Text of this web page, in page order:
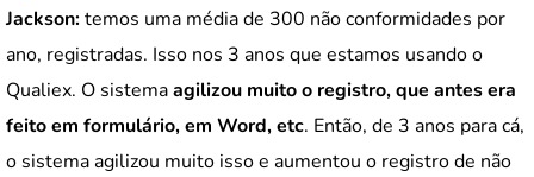
Jackson:temos uma média de 300 não conformidades por
ano, registradas. Isso nos 3 anos que estamos usando o
Qualiex. O sistemaagilizou muito o registro, que antes era
feito em formulário, em Word, etc. Então, de 3 anos para cá,
o sistema agilizou muito isso e aumentou o registro de não